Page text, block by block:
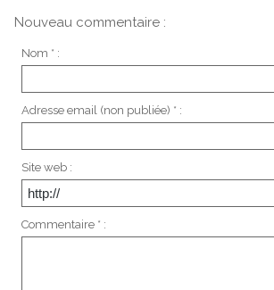
Nouveau commentaire :
Nom * :
Adresse email (non publiée) * :
Site web :
Commentaire * :